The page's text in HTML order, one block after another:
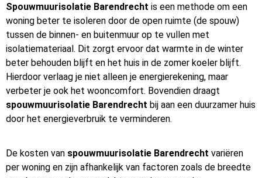
Spouwmuurisolatie Barendrecht is een methode om een
woning beter te isoleren door de open ruimte (de spouw)
tussen de binnen- en buitenmuur op te vullen met
isolatiemateriaal. Dit zorgt ervoor dat warmte in de winter
beter behouden blijft en het huis in de zomer koeler blijft.
Hierdoor verlaag je niet alleen je energierekening, maar
verbeter je ook het wooncomfort. Bovendien draagt
spouwmuurisolatie Barendrecht bij aan een duurzamer huis
door het energieverbruik te verminderen.
De kosten van spouwmuurisolatie Barendrecht variëren
per woning en zijn afhankelijk van factoren zoals de breedte